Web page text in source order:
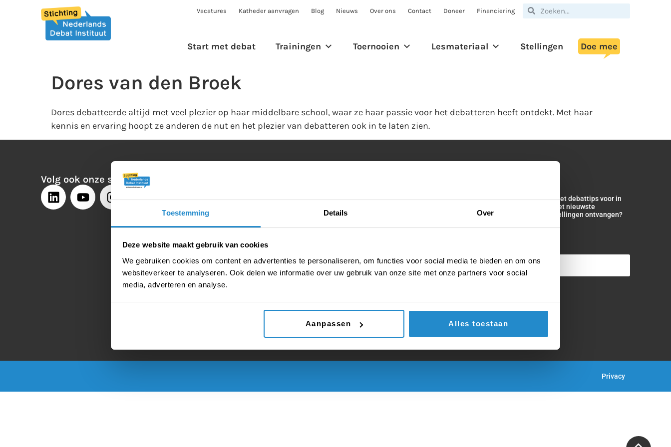
Toestemming Details Over
Deze website maakt gebruik van cookies
We gebruiken cookies om content en advertenties te personaliseren, om functies voor social media te bieden en om ons
websiteverkeer te analyseren. Ook delen we informatie over uw gebruik van onze site met onze partners voor social
media, adverteren en analyse.
Aanpassen Alles toestaan
Vacatures Katheder aanvragen Blog Nieuws Over ons Contact Doneer Financiering
Start met debat Trainingen Toernooien Lesmateriaal Stellingen Doe mee
Dores van den Broek
Dores debatteerde altijd met veel plezier op haar middelbare school, waar ze haar passie voor het debatteren heeft ontdekt. Met haar
kennis en ervaring hoopt ze anderen de nut en het plezier van debatteren ook in te laten zien.
Volg ook onze social media:
Elke maand versturen we een lestip met debattips voor in
de klas. Wil jij op de hoogte zijn van het nieuwste
lesmateriaal? Maandelijks actuele stellingen ontvangen?
Privacy